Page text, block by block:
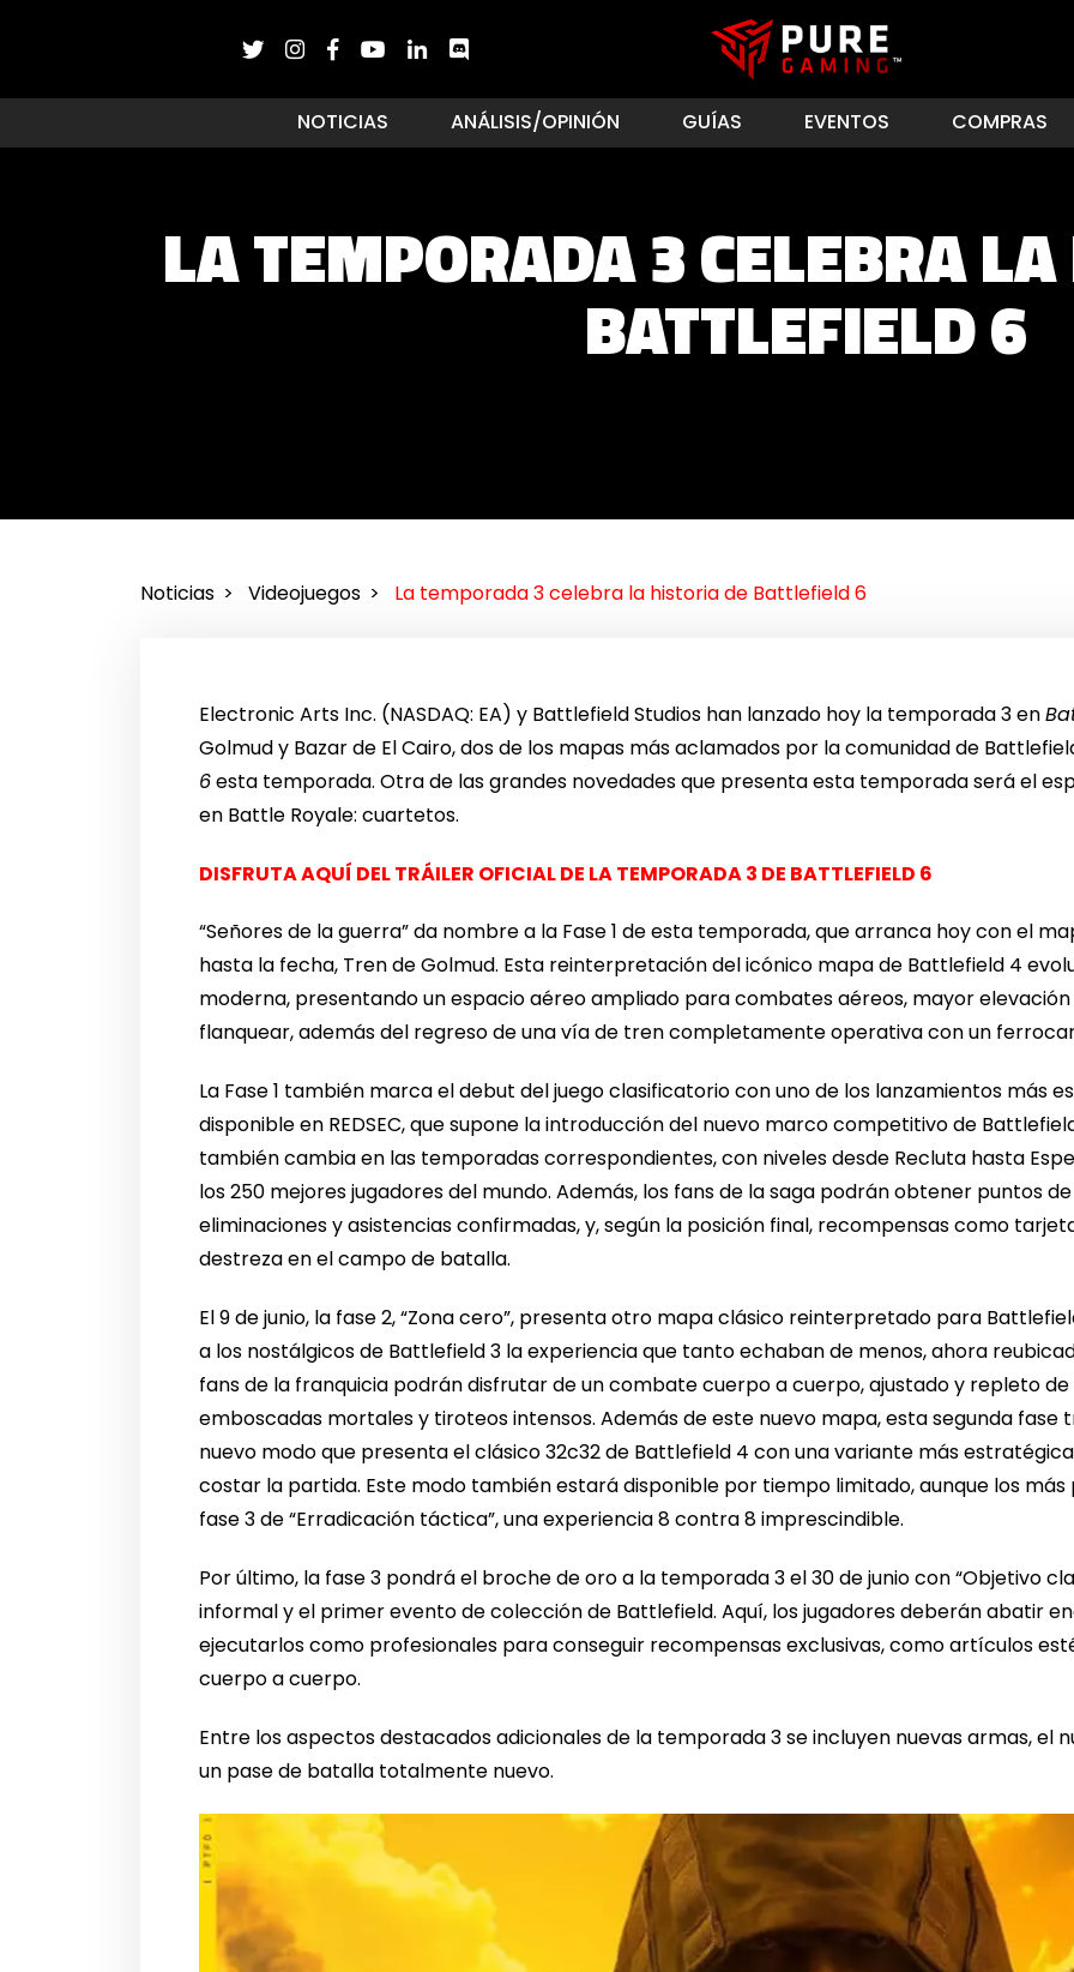
NOTICIAS ANÁLISIS/OPINIÓN GUÍAS EVENTOS COMPRAS
LA TEMPORADA 3 CELEBRA
BATTLEFIELD 6
Noticias Videojuegos La temporada 3 celebra la historia de Battlefield 6
Electronic Arts Inc. (NASDAQ: EA) y Battlefield Studios han lanzado hoy la temporada 3 en
Golmud y Bazar de El Cairo, dos de los mapas más aclamados por la comunidad de
6esta temporada. Otra de las grandes novedades que presenta esta temporada será el
en Battle Royale: cuartetos.
DISFRUTA AQUÍ DEL TRÁILER OFICIAL DE LA TEMPORADA 3 DE BATTLEFIELD 6
“Señores de la guerra” da nombre a la Fase 1 de esta temporada, que arranca hoy con el
hasta la fecha, Tren de Golmud. Esta reinterpretación del icónico mapa de Battlefield 4
moderna, presentando un espacio aéreo ampliado para combates aéreos, mayor
flanquear, además del regreso de una vía de tren completamente operativa con un
La Fase 1 también marca el debut del juego clasificatorio con uno de los lanzamientos más
disponible en REDSEC, que supone la introducción del nuevo marco competitivo de
también cambia en las temporadas correspondientes, con niveles desde Recluta hasta
los 250 mejores jugadores del mundo. Además, los fans de la saga podrán obtener puntos
eliminaciones y asistencias confirmadas, y, según la posición final, recompensas como
destreza en el campo de batalla.
El 9 de junio, la fase 2, “Zona cero”, presenta otro mapa clásico reinterpretado para
a los nostálgicos de Battlefield 3 la experiencia que tanto echaban de menos, ahora
fans de la franquicia podrán disfrutar de un combate cuerpo a cuerpo, ajustado y repleto
emboscadas mortales y tiroteos intensos. Además de este nuevo mapa, esta segunda fase
nuevo modo que presenta el clásico 32c32 de Battlefield 4 con una variante más
costar la partida. Este modo también estará disponible por tiempo limitado, aunque los
fase 3 de “Erradicación táctica”, una experiencia 8 contra 8 imprescindible.
Por último, la fase 3 pondrá el broche de oro a la temporada 3 el 30 de junio con “Objetivo
informal y el primer evento de colección de Battlefield. Aquí, los jugadores deberán abatir
ejecutarlos como profesionales para conseguir recompensas exclusivas, como artículos
cuerpo a cuerpo.
Entre los aspectos destacados adicionales de la temporada 3 se incluyen nuevas armas, el
un pase de batalla totalmente nuevo.